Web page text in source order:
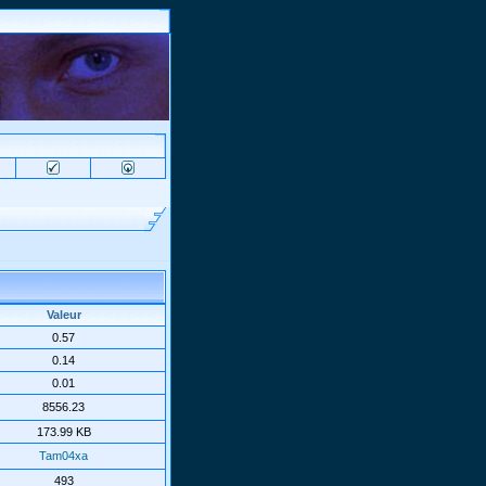
Valeur
0.57
0.14
0.01
8556.23
173.99 KB
Tam04xa
493